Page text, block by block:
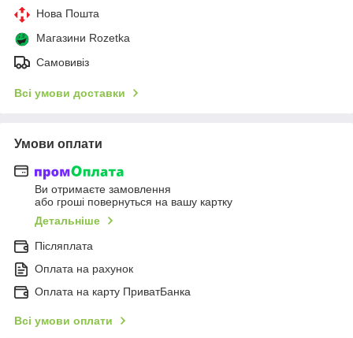
Нова Пошта
Магазини Rozetka
Самовивіз
Всі умови доставки
Умови оплати
Ви отримаєте замовлення
або гроші повернуться на вашу картку
Детальніше
Післяплата
Оплата на рахунок
Оплата на карту ПриватБанка
Всі умови оплати